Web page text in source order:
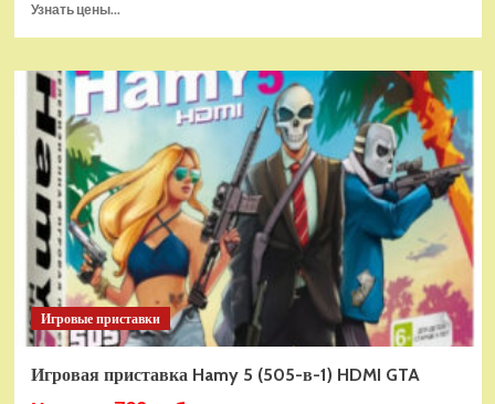
Узнать цены...
Дополнительный
модуль
Thrustmaster
Quadrant
Add-
on
Airbus
Edition
ww
Игровые приставки
Игровая приставка Hamy 5 (505-в-1) HDMI GTA